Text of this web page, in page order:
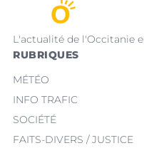
L'actualité de l'Occitanie
RUBRIQUES
MÉTÉO
INFO TRAFIC
SOCIÉTÉ
FAITS-DIVERS / JUSTICE